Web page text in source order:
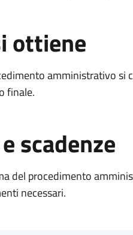
ottiene
amministrativo si
finale.
scadenze
del procedimento
necessari.